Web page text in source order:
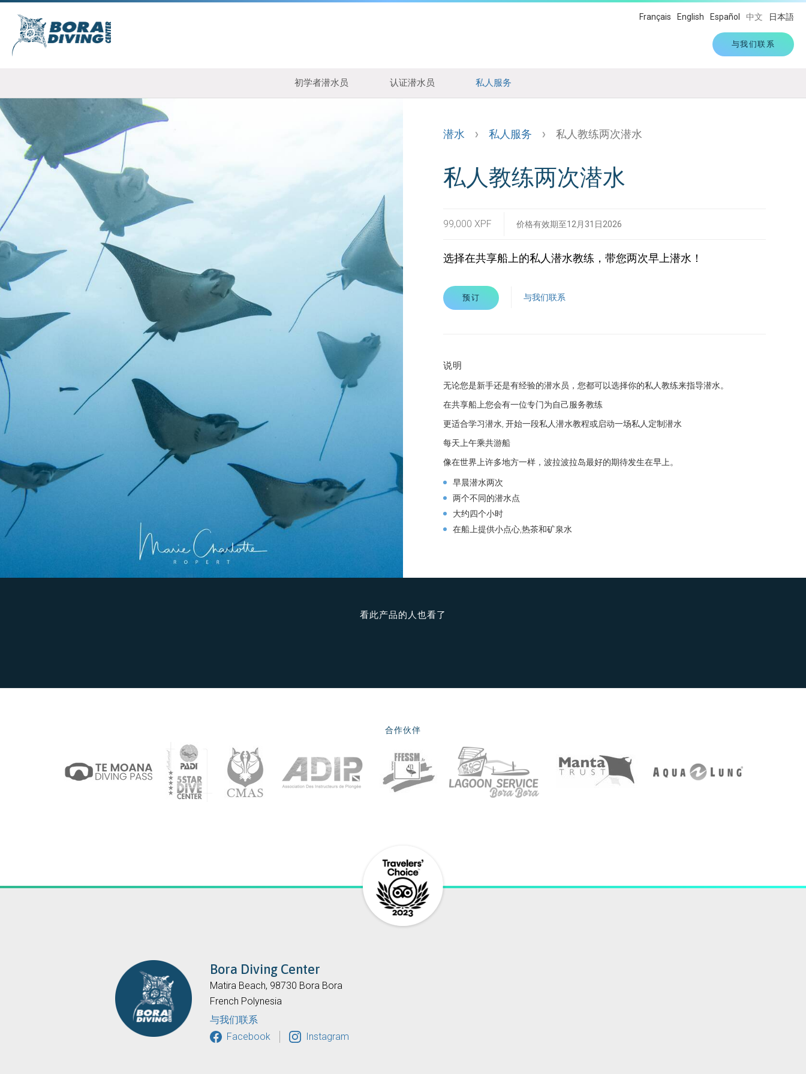
与我们联系
Français English Español 中文 日本語
初学者潜水员 认证潜水员 私人服务
潜水 私人服务 私人教练两次潜水
私人教练两次潜水
99,000 XPF 价格有效期至12月31日2026
选择在共享船上的私人潜水教练，带您两次早上潜水！
预订 与我们联系
说明
无论您是新手还是有经验的潜水员，您都可以选择你的私人教练来指导潜水。
在共享船上您会有一位专门为自己服务教练
更适合学习潜水, 开始一段私人潜水教程或启动一场私人定制潜水
每天上午乘共游船
像在世界上许多地方一样，波拉波拉岛最好的期待发生在早上。
早晨潜水两次
两个不同的潜水点
大约四个小时
在船上提供小点心,热茶和矿泉水
看此产品的人也看了
合作伙伴
Bora Diving Center
Matira Beach, 98730 Bora Bora
French Polynesia
与我们联系
Facebook
Instagram